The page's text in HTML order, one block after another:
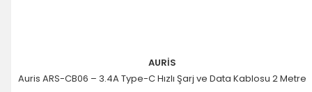
AURİS
Auris ARS-CB06 – 3.4A Type-C Hızlı Şarj ve Data Kablosu 2 Metre